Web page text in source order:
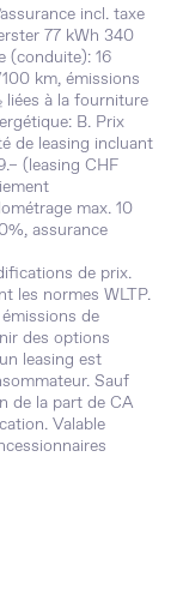
incl. taxe
77 kWh 340
(conduite): 16
km, émissions
liées à la fourniture
B. Prix
de leasing incluant
(leasing CHF
max. 10
assurance
de prix.
les normes WLTP.
de
des options
leasing est
Sauf
de la part de CA
Valable